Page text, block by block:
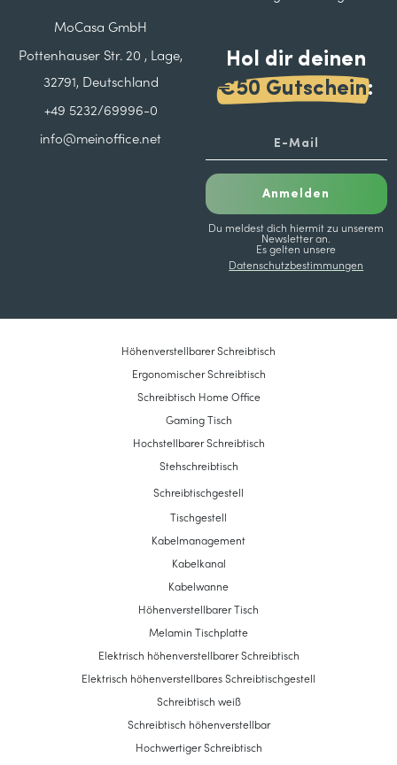
MoCasa GmbH
Pottenhauser Str. 20 , Lage,
32791, Deutschland
+49 5232/69996-0
info@meinoffice.net
Hol dir deinen
€50 Gutschein:
Anmelden
Du meldest dich hiermit zu unserem
Newsletter an.
Es gelten unsere
Datenschutzbestimmungen
Höhenverstellbarer Schreibtisch
Ergonomischer Schreibtisch
Schreibtisch Home Office
Gaming Tisch
Hochstellbarer Schreibtisch
Stehschreibtisch
Schreibtischgestell
Tischgestell
Kabelmanagement
Kabelkanal
Kabelwanne
Höhenverstellbarer Tisch
Melamin Tischplatte
Elektrisch höhenverstellbarer Schreibtisch
Elektrisch höhenverstellbares Schreibtischgestell
Schreibtisch weiß
Schreibtisch höhenverstellbar
Hochwertiger Schreibtisch